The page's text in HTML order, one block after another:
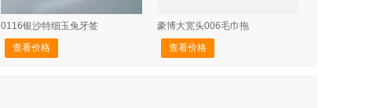
0116银沙特细玉兔牙签
查看价格
豪博大宽头006毛巾拖
查看价格